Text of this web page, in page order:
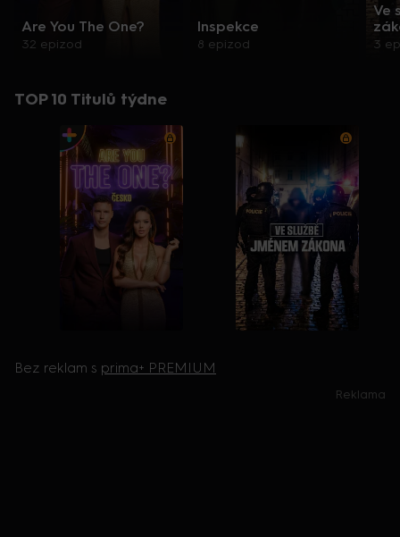
Are You The One?
32 epizod
Inspekce
8 epizod
Ve
3
TOP 10 Titulů týdne
Bez reklam s prima+ PREMIUM
Reklama